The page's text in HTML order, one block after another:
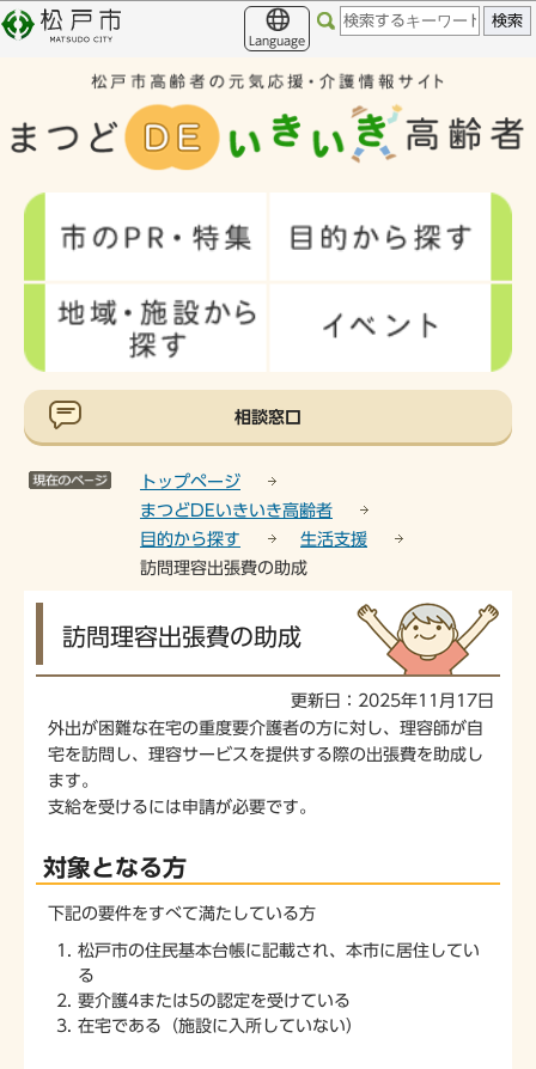
こ
の
の
このページの本文へ移動
Language
相談窓口
トップページ
まつどDEいきいき高齢者
目的から探す
生活支援
訪問理容出張費の助成
こ
か
ら
訪問理容出張費の助成
更新日：2025年11月17日
外出が困難な在宅の重度要介護者の方に対し、理容師が自
宅を訪問し、理容サービスを提供する際の出張費を助成し
ます。
支給を受けるには申請が必要です。
対象となる方
下記の要件をすべて満たしている方
松戸市の住民基本台帳に記載され、本市に居住してい
る
要介護4または5の認定を受けている
在宅である（施設に入所していない）